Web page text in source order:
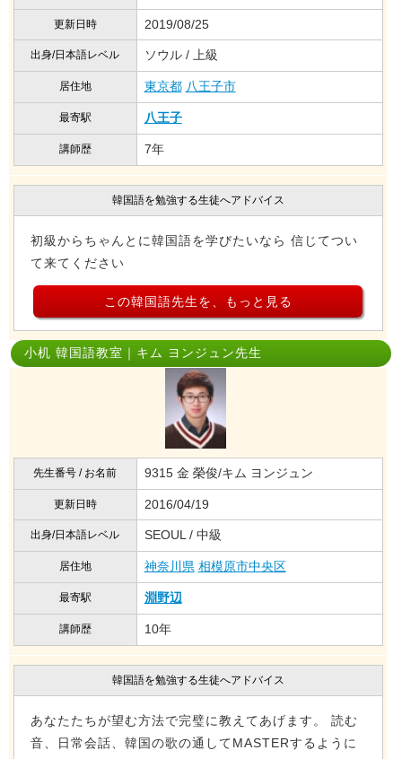
更新日時 2019/08/25
出身/日本語レベル ソウル / 上級
居住地 東京都 八王子市
最寄駅 八王子
講師歴 7年
韓国語を勉強する生徒へアドバイス
初級からちゃんとに韓国語を学びたいなら 信じてつい
て来てください
この韓国語先生を、もっと見る
小机 韓国語教室｜キム ヨンジュン先生
先生番号 / お名前 9315 金 榮俊/キム ヨンジュン
更新日時 2016/04/19
出身/日本語レベル SEOUL / 中級
居住地 神奈川県 相模原市中央区
最寄駅 淵野辺
講師歴 10年
韓国語を勉強する生徒へアドバイス
あなたたちが望む方法で完璧に教えてあげます。 読む
音、日常会話、韓国の歌の通してMASTERするように